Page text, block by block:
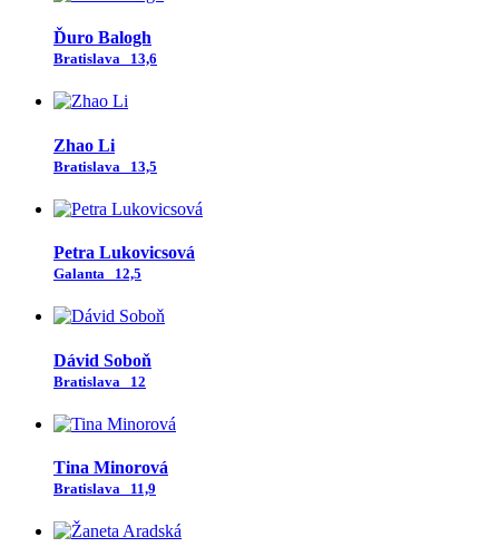
Ďuro Balogh
Bratislava 13,6
Zhao Li
Bratislava 13,5
Petra Lukovicsová
Galanta 12,5
Dávid Soboň
Bratislava 12
Tina Minorová
Bratislava 11,9